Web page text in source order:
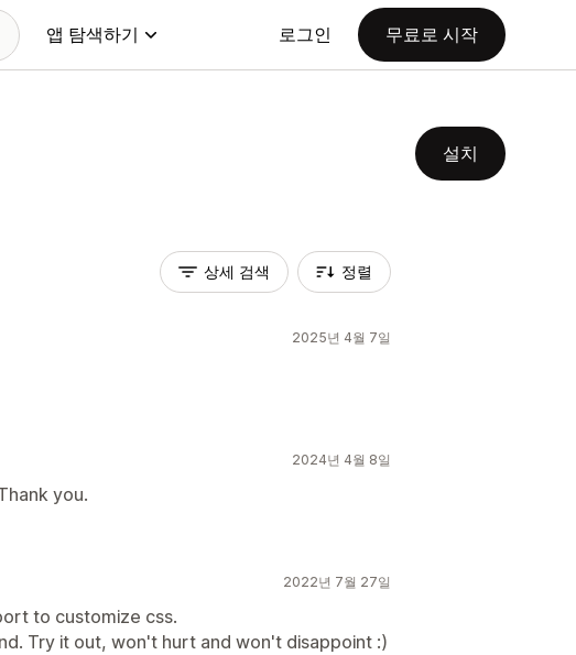
앱 탐색하기 로그인 무료로 시작
설치
상세 검색 정렬
2025년 4월 7일
2024년 4월 8일
you.
2022년 7월 27일
to customize css.
Try it out, won't hurt and won't disappoint :)